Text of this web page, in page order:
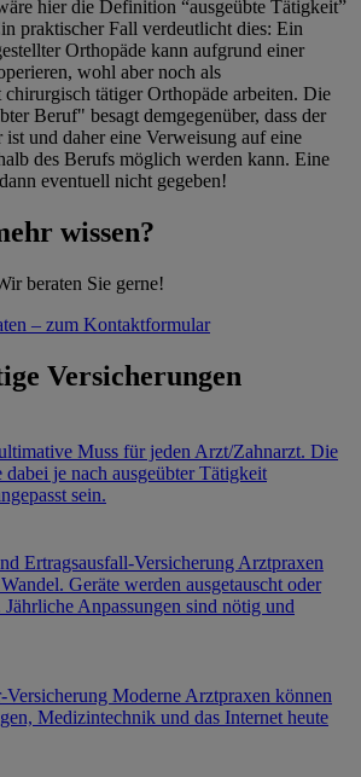
hier die Definition “ausgeübte Tätigkeit”
praktischer Fall verdeutlicht dies: Ein
Orthopäde kann aufgrund einer
wohl aber noch als
chirurgisch tätiger Orthopäde arbeiten. Die
Beruf" besagt demgegenüber, dass der
und daher eine Verweisung auf eine
des Berufs möglich werden kann. Eine
eventuell nicht gegeben!
wissen?
beraten Sie gerne!
– zum Kontaktformular
Versicherungen
Muss für jeden Arzt/Zahnarzt. Die
je nach ausgeübter Tätigkeit
sein.
Ertragsausfall-Versicherung Arztpraxen
Geräte werden ausgetauscht oder
Anpassungen sind nötig und
Moderne Arztpraxen können
Medizintechnik und das Internet heute